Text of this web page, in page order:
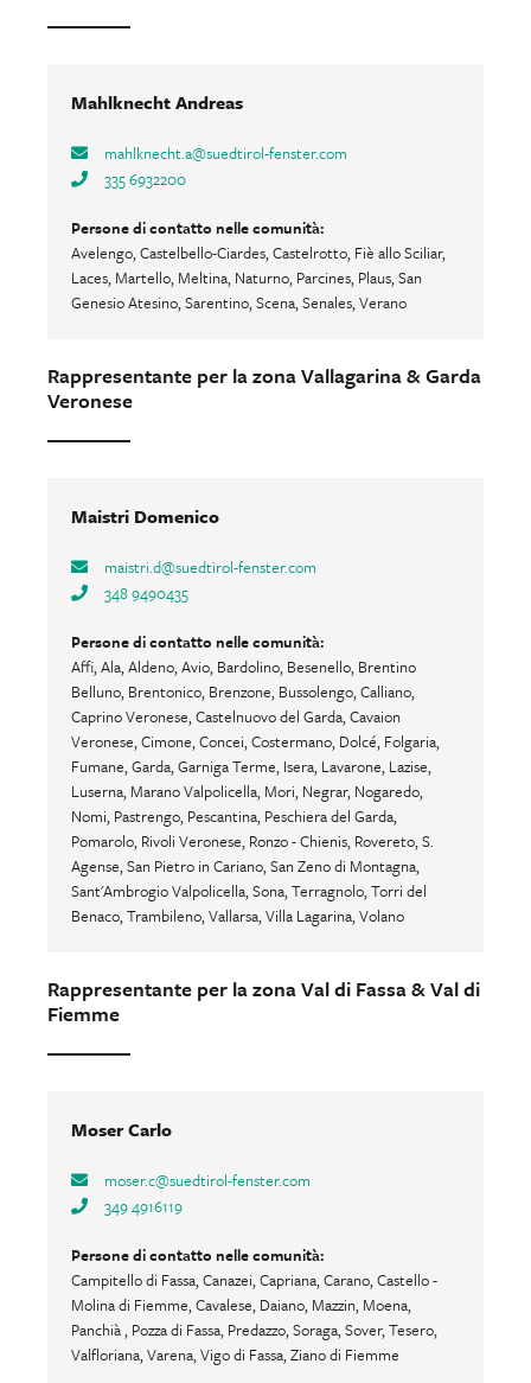
Mahlknecht Andreas
mahlknecht.a@suedtirol-fenster.com
335 6932200
Persone di contatto nelle comunità:
Avelengo, Castelbello-Ciardes, Castelrotto, Fiè allo Sciliar,
Laces, Martello, Meltina, Naturno, Parcines, Plaus, San
Genesio Atesino, Sarentino, Scena, Senales, Verano
Rappresentante per la zona Vallagarina & Garda
Veronese
Maistri Domenico
maistri.d@suedtirol-fenster.com
348 9490435
Persone di contatto nelle comunità:
Affi, Ala, Aldeno, Avio, Bardolino, Besenello, Brentino
Belluno, Brentonico, Brenzone, Bussolengo, Calliano,
Caprino Veronese, Castelnuovo del Garda, Cavaion
Veronese, Cimone, Concei, Costermano, Dolcé, Folgaria,
Fumane, Garda, Garniga Terme, Isera, Lavarone, Lazise,
Luserna, Marano Valpolicella, Mori, Negrar, Nogaredo,
Nomi, Pastrengo, Pescantina, Peschiera del Garda,
Pomarolo, Rivoli Veronese, Ronzo - Chienis, Rovereto, S.
Agense, San Pietro in Cariano, San Zeno di Montagna,
Sant'Ambrogio Valpolicella, Sona, Terragnolo, Torri del
Benaco, Trambileno, Vallarsa, Villa Lagarina, Volano
Rappresentante per la zona Val di Fassa & Val di
Fiemme
Moser Carlo
moser.c@suedtirol-fenster.com
349 4916119
Persone di contatto nelle comunità:
Campitello di Fassa, Canazei, Capriana, Carano, Castello -
Molina di Fiemme, Cavalese, Daiano, Mazzin, Moena,
Panchià , Pozza di Fassa, Predazzo, Soraga, Sover, Tesero,
Valfloriana, Varena, Vigo di Fassa, Ziano di Fiemme